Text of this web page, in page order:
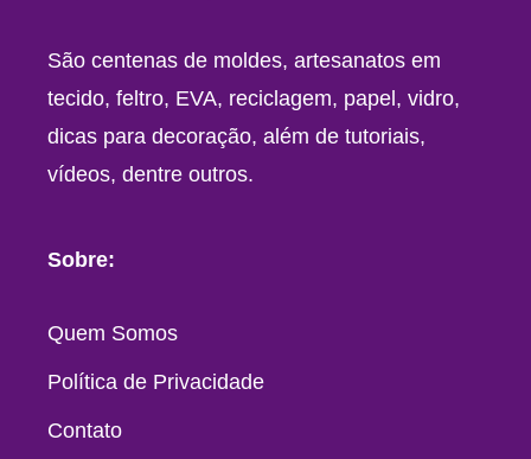
São centenas de moldes, artesanatos em
tecido, feltro, EVA, reciclagem, papel, vidro,
dicas para decoração, além de tutoriais,
vídeos, dentre outros.
Sobre:
Quem Somos
Política de Privacidade
Contato